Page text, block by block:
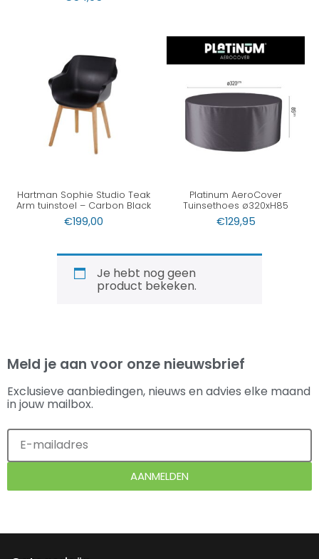
Hartman Sophie Studio Teak
Arm tuinstoel – Carbon Black
€199,00
Platinum AeroCover
Tuinsethoes ø320xH85
€129,95
Je hebt nog geen
product bekeken.
Meld je aan voor onze nieuwsbrief
Exclusieve aanbiedingen, nieuws en advies elke maand
in jouw mailbox.
AANMELDEN